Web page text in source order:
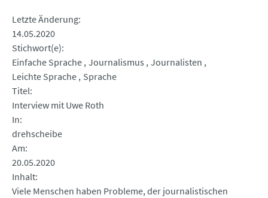
Letzte Änderung
14.05.2020
Stichwort(e)
Einfache Sprache Journalismus Journalisten
Leichte Sprache Sprache
Titel
Interview mit Uwe Roth
In
drehscheibe
Am
20.05.2020
Inhalt
Viele Menschen haben Probleme, der journalistischen